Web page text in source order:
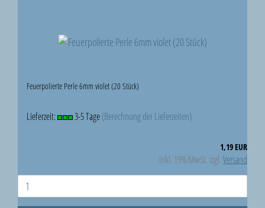
Feuerpolierte Perle 6mm violet (20 Stück)
Lieferzeit: 3-5 Tage(Berechnung der Lieferzeiten)
1,19 EUR
inkl. 19% MwSt. zzgl.Versand